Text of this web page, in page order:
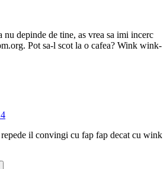
nu depinde de tine, as vrea sa imi incerc
Pot sa-l scot la o cafea? Wink wink-
il convingi cu fap fap decat cu wink